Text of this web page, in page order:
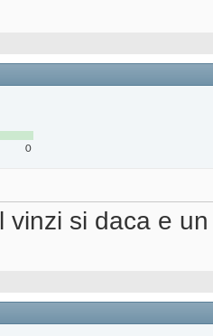
0
vinzi si daca e